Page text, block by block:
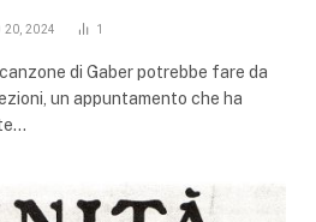
20, 2024 1
di Gaber potrebbe fare da
un appuntamento che ha